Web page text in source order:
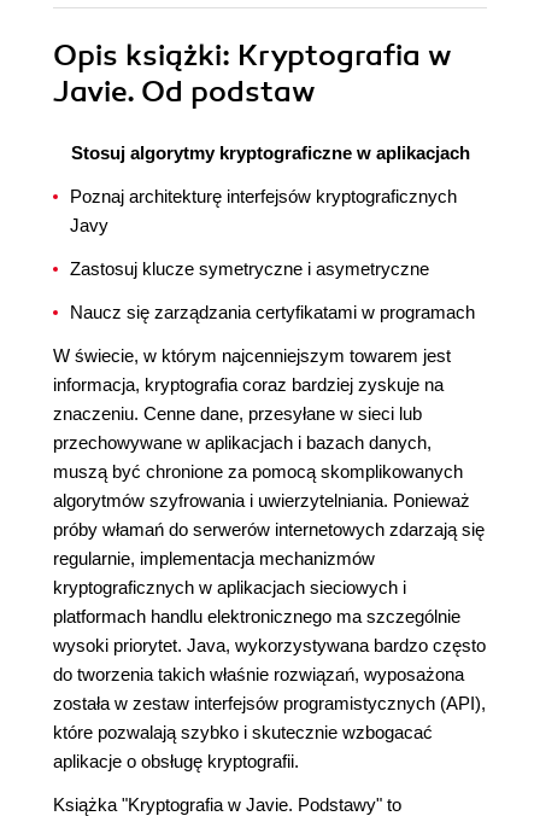
Opis książki: Kryptografia w
Javie. Od podstaw
Stosuj algorytmy kryptograficzne w aplikacjach
Poznaj architekturę interfejsów kryptograficznych
Javy
Zastosuj klucze symetryczne i asymetryczne
Naucz się zarządzania certyfikatami w programach
W świecie, w którym najcenniejszym towarem jest
informacja, kryptografia coraz bardziej zyskuje na
znaczeniu. Cenne dane, przesyłane w sieci lub
przechowywane w aplikacjach i bazach danych,
muszą być chronione za pomocą skomplikowanych
algorytmów szyfrowania i uwierzytelniania. Ponieważ
próby włamań do serwerów internetowych zdarzają się
regularnie, implementacja mechanizmów
kryptograficznych w aplikacjach sieciowych i
platformach handlu elektronicznego ma szczególnie
wysoki priorytet. Java, wykorzystywana bardzo często
do tworzenia takich właśnie rozwiązań, wyposażona
została w zestaw interfejsów programistycznych (API),
które pozwalają szybko i skutecznie wzbogacać
aplikacje o obsługę kryptografii.
Książka "Kryptografia w Javie. Podstawy" to